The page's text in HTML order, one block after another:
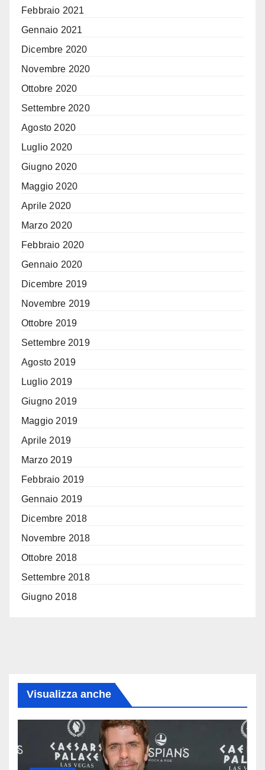
Febbraio 2021
Gennaio 2021
Dicembre 2020
Novembre 2020
Ottobre 2020
Settembre 2020
Agosto 2020
Luglio 2020
Giugno 2020
Maggio 2020
Aprile 2020
Marzo 2020
Febbraio 2020
Gennaio 2020
Dicembre 2019
Novembre 2019
Ottobre 2019
Settembre 2019
Agosto 2019
Luglio 2019
Giugno 2019
Maggio 2019
Aprile 2019
Marzo 2019
Febbraio 2019
Gennaio 2019
Dicembre 2018
Novembre 2018
Ottobre 2018
Settembre 2018
Giugno 2018
Visualizza anche